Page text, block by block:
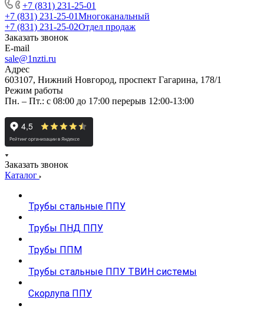
+7 (831) 231-25-01
+7 (831) 231-25-01Многоканальный
+7 (831) 231-25-02Отдел продаж
Заказать звонок
E-mail
sale@1nzti.ru
Адрес
603107, Нижний Новгород, проспект Гагарина, 178/1
Режим работы
Пн. – Пт.: с 08:00 до 17:00 перерыв 12:00-13:00
Заказать звонок
Каталог
Трубы стальные ППУ
Трубы ПНД ППУ
Трубы ППМ
Трубы стальные ППУ ТВИН системы
Скорлупа ППУ